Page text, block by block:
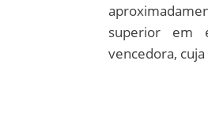
superior em
vencedora,